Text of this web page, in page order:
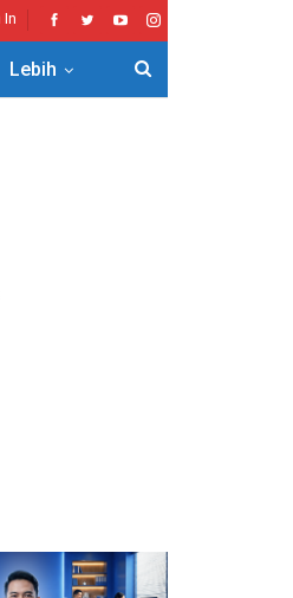
In
Lebih